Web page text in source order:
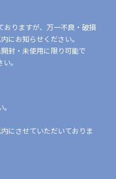
おりますが、万一不良・破損
にお知らせください。
封・未使用に限り可能で
。
にさせていただいておりま